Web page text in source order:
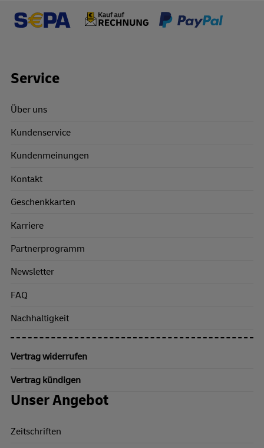
Footer Links
Service
Über uns
Kundenservice
Kundenmeinungen
Kontakt
Geschenkkarten
Karriere
Partnerprogramm
Newsletter
FAQ
Nachhaltigkeit
Vertrag widerrufen
Vertrag kündigen
Unser Angebot
Zeitschriften